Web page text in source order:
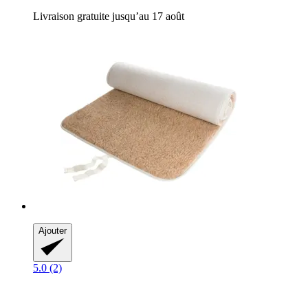
Livraison gratuite jusqu’au 17 août
Ajouter
5.0 (2)